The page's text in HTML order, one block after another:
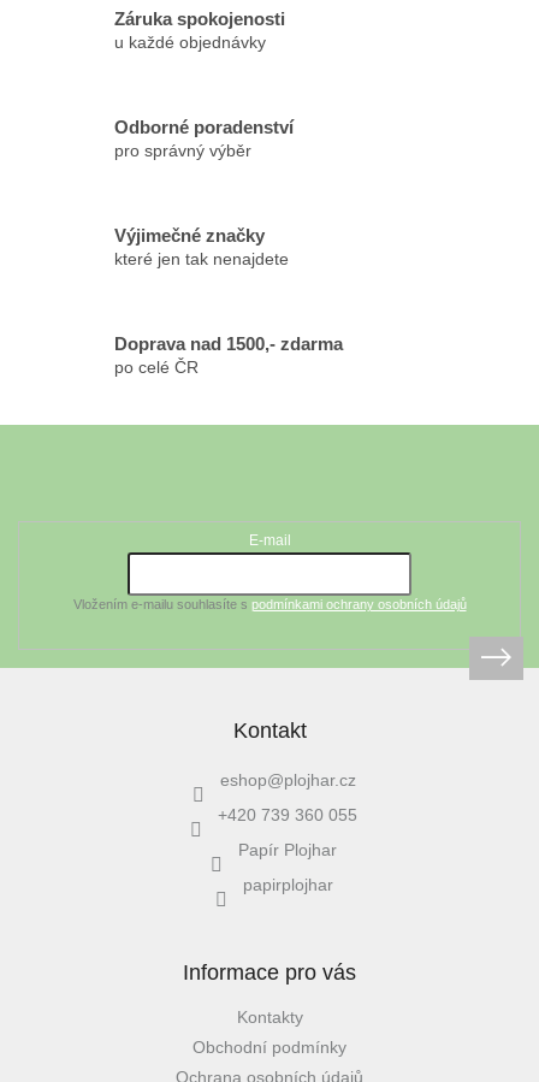
r
ý
Záruka spokojenosti
u každé objednávky
Odborné poradenství
pro správný výběr
Výjimečné značky
které jen tak nenajdete
Doprava nad 1500,- zdarma
po celé ČR
E-mail
Vložením e-mailu souhlasíte s podmínkami ochrany osobních údajů
Kontakt
eshop@plojhar.cz
+420 739 360 055
Papír Plojhar
papirplojhar
Informace pro vás
Kontakty
Obchodní podmínky
Ochrana osobních údajů